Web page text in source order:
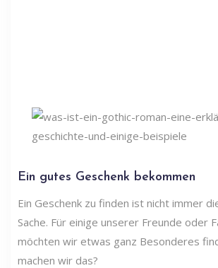
Ein gutes Geschenk bekommen
Ein Geschenk zu finden ist nicht immer
Sache. Für einige unserer Freunde oder
möchten wir etwas ganz Besonderes
machen wir das?